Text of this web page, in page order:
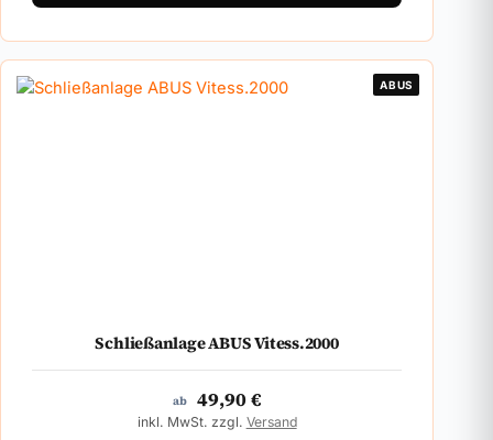
ABUS
Schließanlage ABUS Vitess.2000
ab 49,90€
inkl. MwSt. zzgl. Versand